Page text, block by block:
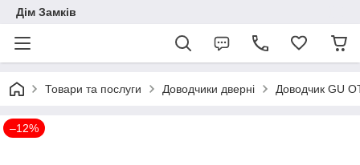
Дім Замків
Товари та послуги Доводчики дверні Доводчик GU
–12%